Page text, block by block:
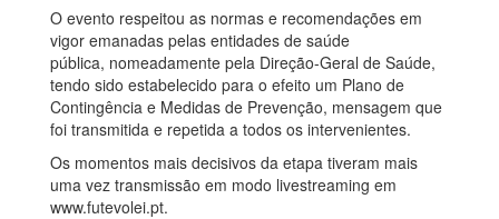
O evento respeitou as normas e recomendações em
vigor emanadas pelas entidades de saúde
pública, nomeadamente pela Direção-Geral de Saúde,
tendo sido estabelecido para o efeito um Plano de
Contingência e Medidas de Prevenção, mensagem que
foi transmitida e repetida a todos os intervenientes.
Os momentos mais decisivos da etapa tiveram mais
uma vez transmissão em modo livestreaming em
www.futevolei.pt.